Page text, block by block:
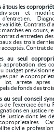
à tous les
et
Contrats
en cours,
d’entretien
des trois
Contrat
au seul
des
budget
par le
lot, arrêté après
de fonds des
au seul conseil
de l’exercice échu
en justice
justice dont les
civile